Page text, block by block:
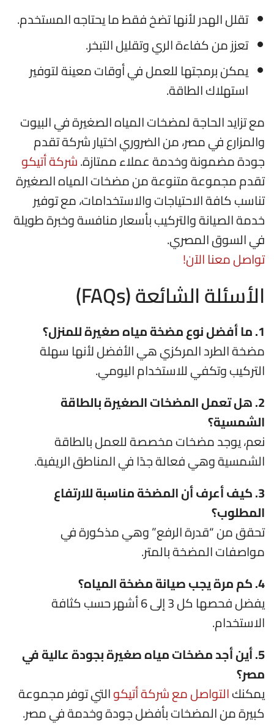
تقلل الهدر لأنها تضخ فقط ما يحتاجه المستخدم.
تعزز من كفاءة الري وتقليل التبخر.
يمكن برمجتها للعمل في أوقات معينة لتوفير
استهلاك الطاقة.
مع تزايد الحاجة لمضخات المياه الصغيرة في البيوت
والمزارع في مصر، من الضروري اختيار شركة تقدم
جودة مضمونة وخدمة عملاء ممتازة.شركة أتيكو
تقدم مجموعة متنوعة من مضخات المياه الصغيرة
تناسب كافة الاحتياجات والاستخدامات، مع توفير
خدمة الصيانة والتركيب بأسعار منافسة وخبرة طويلة
في السوق المصري.
تواصل معنا الآن!
الأسئلة الشائعة (FAQs)
1. ما أفضل نوع مضخة مياه صغيرة للمنزل؟
مضخة الطرد المركزي هي الأفضل لأنها سهلة
التركيب وتكفي للاستخدام اليومي.
2. هل تعمل المضخات الصغيرة بالطاقة
الشمسية؟
نعم، يوجد مضخات مخصصة للعمل بالطاقة
الشمسية وهي فعالة جدًا في المناطق الريفية.
3. كيف أعرف أن المضخة مناسبة للارتفاع
المطلوب؟
تحقق من “قدرة الرفع” وهي مذكورة في
مواصفات المضخة بالمتر.
4. كم مرة يجب صيانة مضخة المياه؟
يفضل فحصها كل 3 إلى 6 أشهر حسب كثافة
الاستخدام.
5. أين أجد مضخات مياه صغيرة بجودة عالية في
مصر؟
يمكنكالتواصل مع شركة أتيكوالتي توفر مجموعة
كبيرة من المضخات بأفضل جودة وخدمة في مصر.